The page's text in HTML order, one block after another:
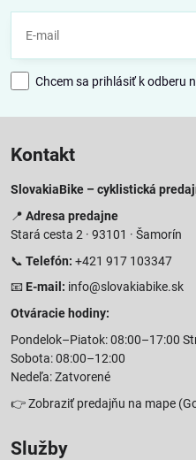
Chcem sa prihlásiť k odberu
Kontakt
SlovakiaBike – cyklistická
📍 Adresa predajne
Stará cesta 2 · 93101 · Šamorín
📞 Telefón: +421 917 103347
📧 E-mail: info@slovakiabike.sk
Otváracie hodiny:
Pondelok–Piatok: 08:00–17:00
Sobota: 08:00–12:00
Nedeľa: Zatvorené
👉Zobraziť predajňu na mape
Služby